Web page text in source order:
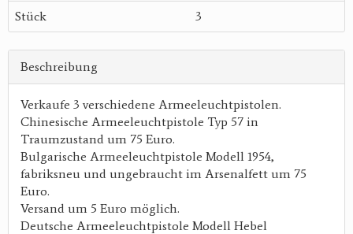
Stück 3
Beschreibung
Verkaufe 3 verschiedene Armeeleuchtpistolen.
Chinesische Armeeleuchtpistole Typ 57 in
Traumzustand um 75 Euro.
Bulgarische Armeeleuchtpistole Modell 1954,
fabriksneu und ungebraucht im Arsenalfett um 75
Euro.
Versand um 5 Euro möglich.
Deutsche Armeeleuchtpistole Modell Hebel